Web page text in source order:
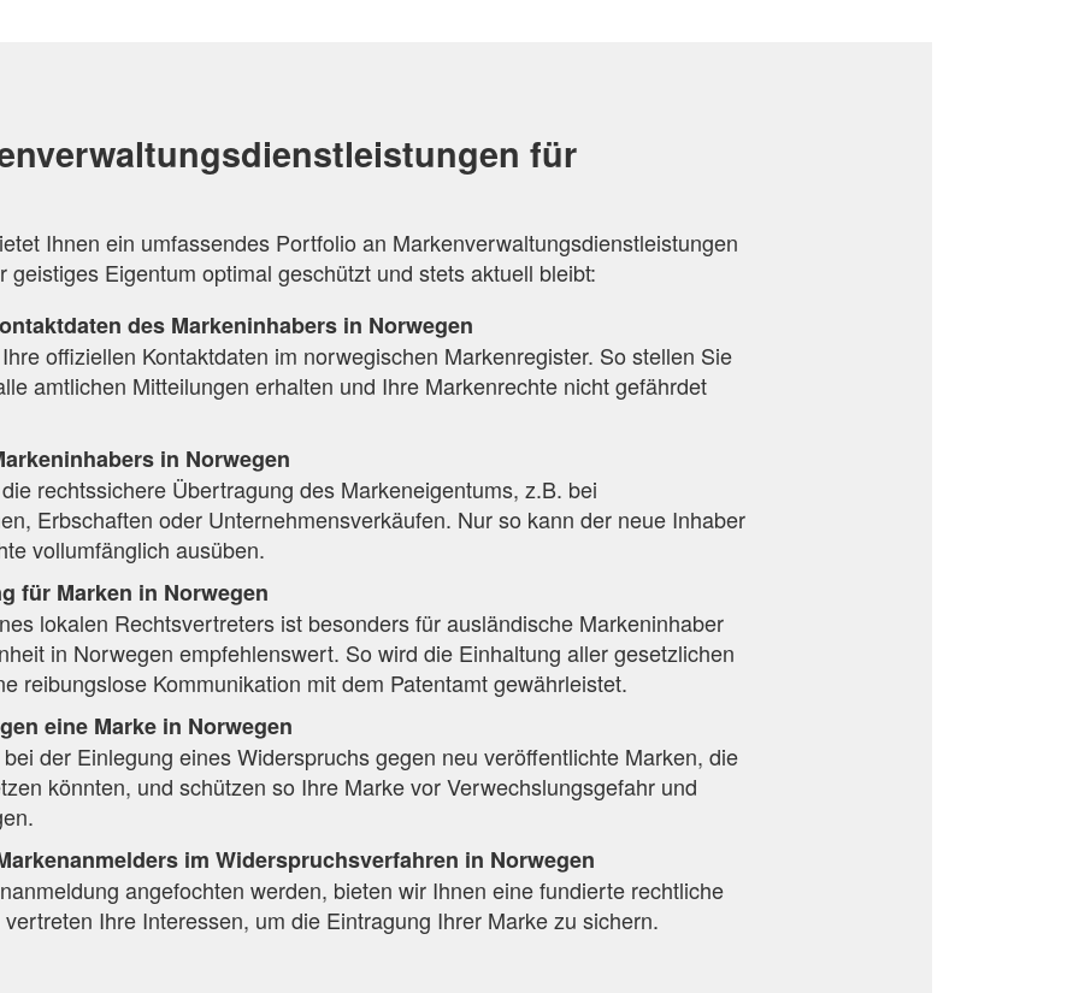
für
Ihnen ein umfassendes Portfolio an Markenverwaltungsdienstleistungen
geistiges Eigentum optimal geschützt und stets aktuell bleibt:
des Markeninhabers in Norwegen
offiziellen Kontaktdaten im norwegischen Markenregister. So stellen Sie
amtlichen Mitteilungen erhalten und Ihre Markenrechte nicht gefährdet
in Norwegen
rechtssichere Übertragung des Markeneigentums, z.B. bei
Erbschaften oder Unternehmensverkäufen. Nur so kann der neue Inhaber
vollumfänglich ausüben.
für Marken in Norwegen
lokalen Rechtsvertreters ist besonders für ausländische Markeninhaber
in Norwegen empfehlenswert. So wird die Einhaltung aller gesetzlichen
reibungslose Kommunikation mit dem Patentamt gewährleistet.
eine Marke in Norwegen
der Einlegung eines Widerspruchs gegen neu veröffentlichte Marken, die
könnten, und schützen so Ihre Marke vor Verwechslungsgefahr und
im Widerspruchsverfahren in Norwegen
angefochten werden, bieten wir Ihnen eine fundierte rechtliche
Ihre Interessen, um die Eintragung Ihrer Marke zu sichern.